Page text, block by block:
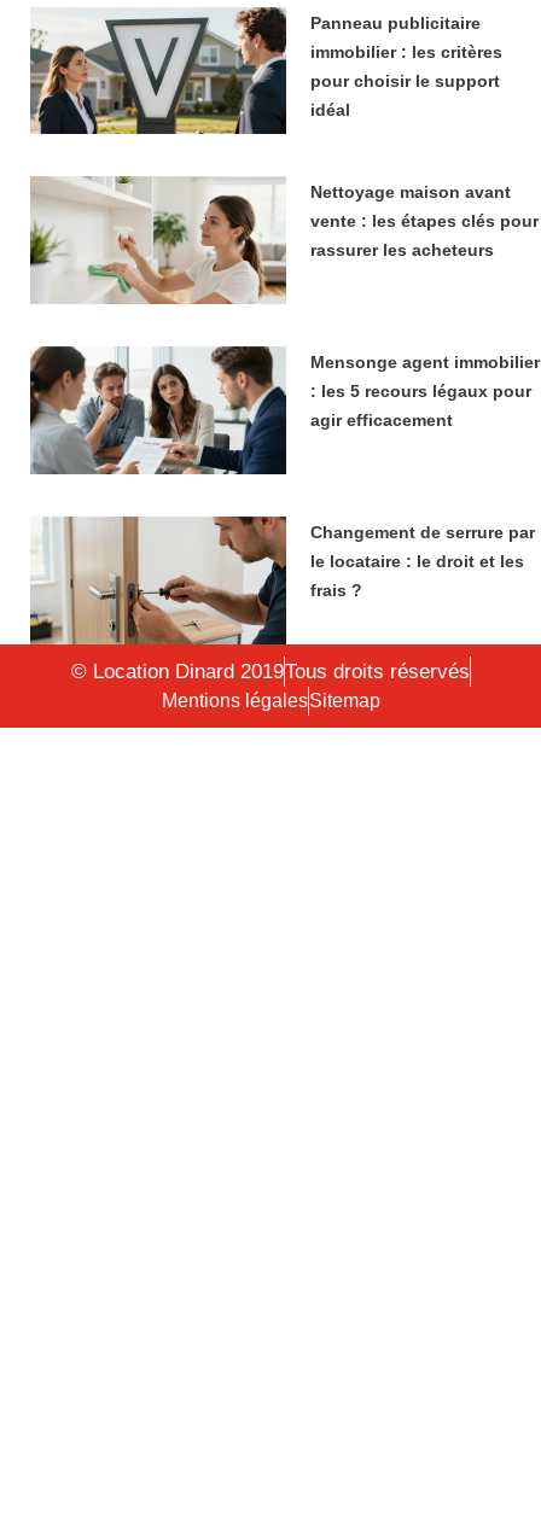
Panneau publicitaire
immobilier : les critères
pour choisir le support
idéal
Nettoyage maison avant
vente : les étapes clés pour
rassurer les acheteurs
Mensonge agent immobilier
: les 5 recours légaux pour
agir efficacement
Changement de serrure par
le locataire : le droit et les
frais ?
© Location Dinard 2019Tous droits réservés
Mentions légalesSitemap